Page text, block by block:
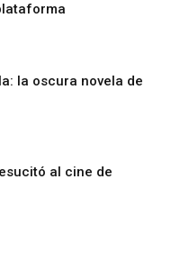
la oscura novela de
al cine de